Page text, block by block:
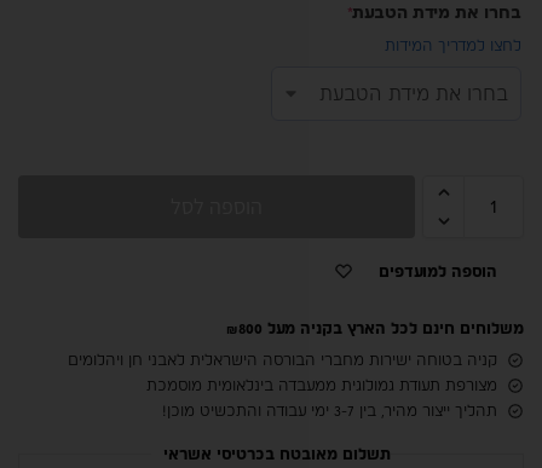
בחרו את מידת הטבעת*
לחצו למדריך המידות
הוספה למועדפים
משלוחים חינם לכל הארץ בקניה מעל ₪800
קניה בטוחה ישירות מחברי הבורסה הישראלית לאבני חן ויהלומים
מצורפת תעודת גמולוגית ממעבדה בינלאומית מוסמכת
תהליך ייצור מהיר, בין 3-7 ימי עבודה והתכשיט מוכן!
תשלום מאובטח בכרטיסי אשראי